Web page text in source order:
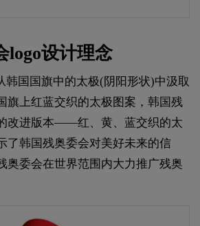
logo设计理念
韩国国旗中的太极(阴阳形状)中汲取
旗上红蓝交织的太极图案，韩国残
改进版本——红、黄、蓝交织的太
了韩国残奥委会对美好未来的信
奥委会在世界范围内大力推广残奥